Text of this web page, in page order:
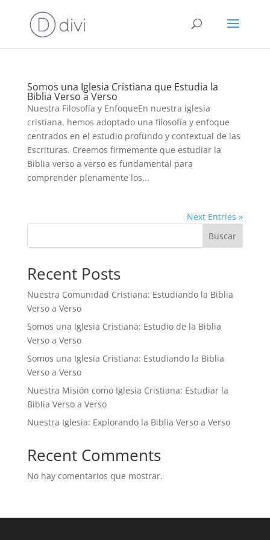
Somos una Iglesia Cristiana que Estudia la
Biblia Verso a Verso
Nuestra Filosofía y EnfoqueEn nuestra iglesia
cristiana, hemos adoptado una filosofía y enfoque
centrados en el estudio profundo y contextual de las
Escrituras. Creemos firmemente que estudiar la
Biblia verso a verso es fundamental para
comprender plenamente los...
Next Entries »
Buscar
Recent Posts
Nuestra Comunidad Cristiana: Estudiando la Biblia
Verso a Verso
Somos una Iglesia Cristiana: Estudio de la Biblia
Verso a Verso
Somos una Iglesia Cristiana: Estudiando la Biblia
Verso a Verso
Nuestra Misión como Iglesia Cristiana: Estudiar la
Biblia Verso a Verso
Nuestra Iglesia: Explorando la Biblia Verso a Verso
Recent Comments
No hay comentarios que mostrar.